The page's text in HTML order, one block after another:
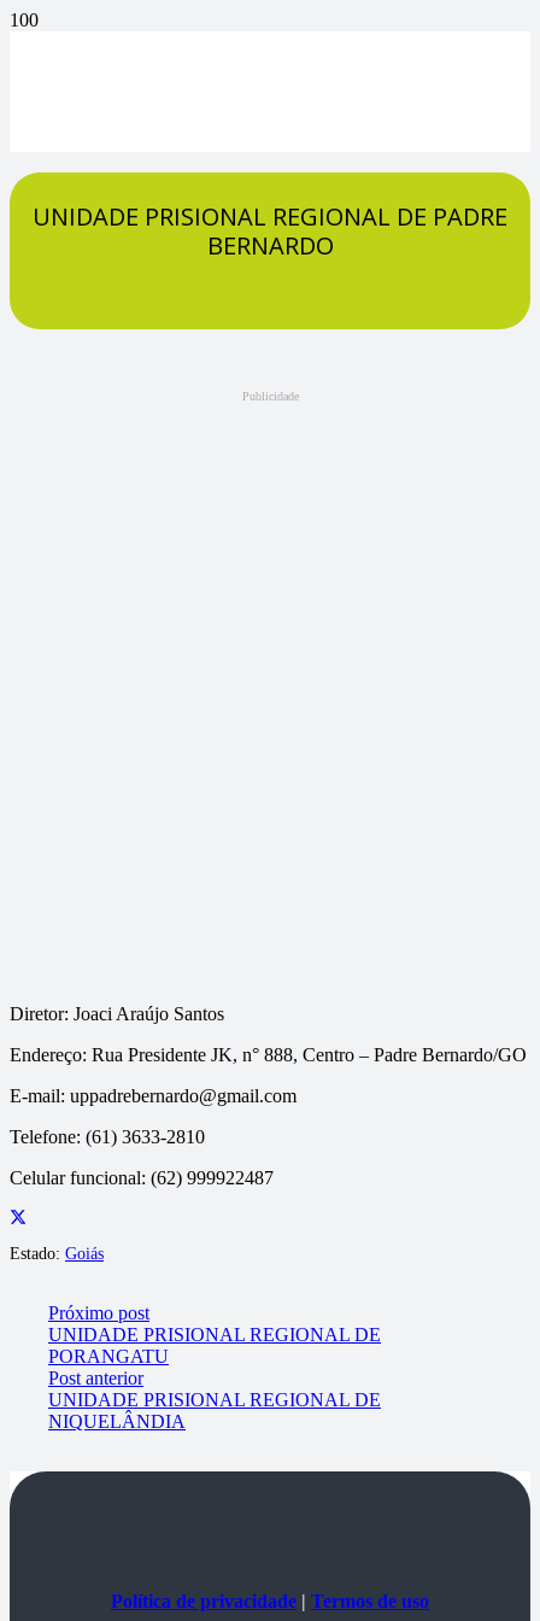
UNIDADE PRISIONAL REGIONAL DE PADRE
BERNARDO
Publicidade
Diretor: Joaci Araújo Santos
Endereço: Rua Presidente JK, n° 888, Centro – Padre Bernardo/GO
E-mail: uppadrebernardo@gmail.com
Telefone: (61) 3633-2810
Celular funcional: (62) 999922487
Estado: Goiás
Próximo post
UNIDADE PRISIONAL REGIONAL DE
PORANGATU
Post anterior
UNIDADE PRISIONAL REGIONAL DE
NIQUELÂNDIA
Política de privacidade | Termos de uso